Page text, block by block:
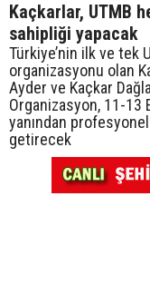
Kaçkarlar, UTMB
sahipliği yapacak
Türkiye’nin ilk ve tek
organizasyonu olan
Ayder ve Kaçkar
Organizasyon, 11-13
yanından
getirecek